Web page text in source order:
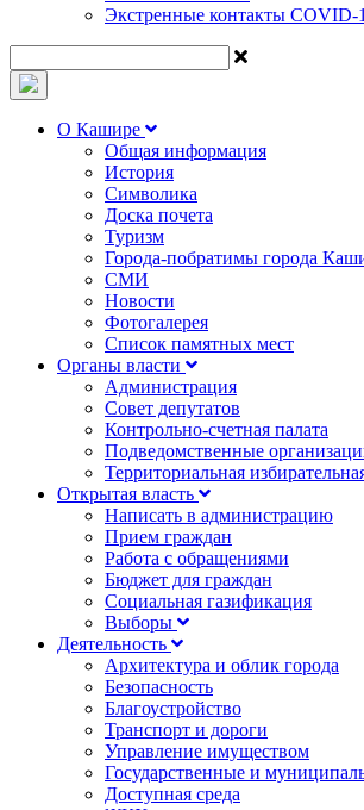
Экстренные контакты COVID-
О Кашире
Общая информация
История
Символика
Доска почета
Туризм
Города-побратимы города
СМИ
Новости
Фотогалерея
Список памятных мест
Органы власти
Администрация
Совет депутатов
Контрольно-счетная палата
Подведомственные
Территориальная
Открытая власть
Написать в администрацию
Прием граждан
Работа с обращениями
Бюджет для граждан
Социальная газификация
Выборы
Деятельность
Архитектура и облик города
Безопасность
Благоустройство
Транспорт и дороги
Управление имуществом
Государственные и
Доступная среда